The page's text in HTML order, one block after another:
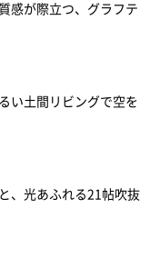
感が際立つ、グラフテ
い土間リビングで空を
、光あふれる21帖吹抜